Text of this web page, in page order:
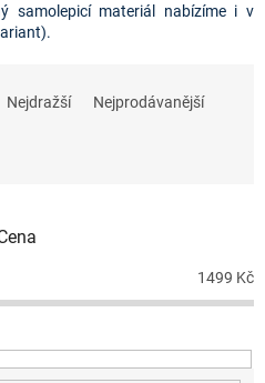
samolepicí materiál nabízíme i v
Nejdražší Nejprodávanější
1499 Kč